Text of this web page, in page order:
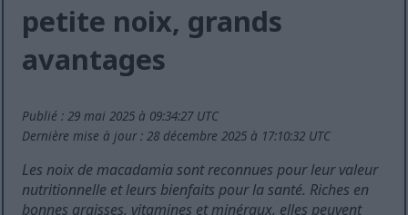
petite noix, grands
avantages
Publié : 29 mai 2025 à 09:34:27 UTC
Dernière mise à jour : 28 décembre 2025 à 17:10:32 UTC
Les noix de macadamia sont reconnues pour leur valeur
nutritionnelle et leurs bienfaits pour la santé. Riches en
bonnes graisses, vitamines et minéraux, elles peuvent